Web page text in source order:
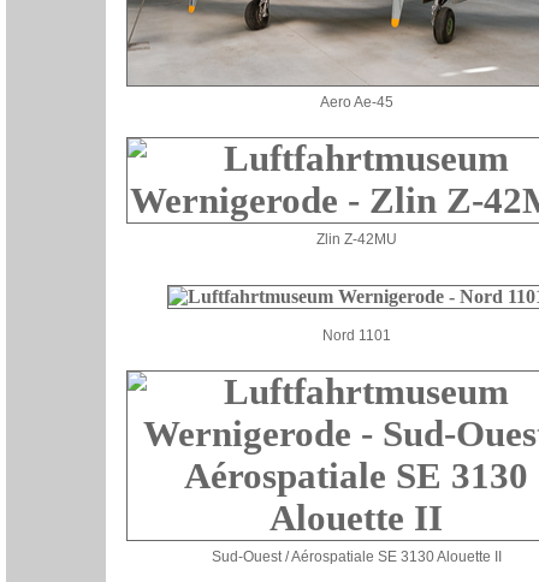
Aero Ae-45
Zlin Z-42MU
Nord 1101
Sud-Ouest / Aérospatiale SE 3130 Alouette II